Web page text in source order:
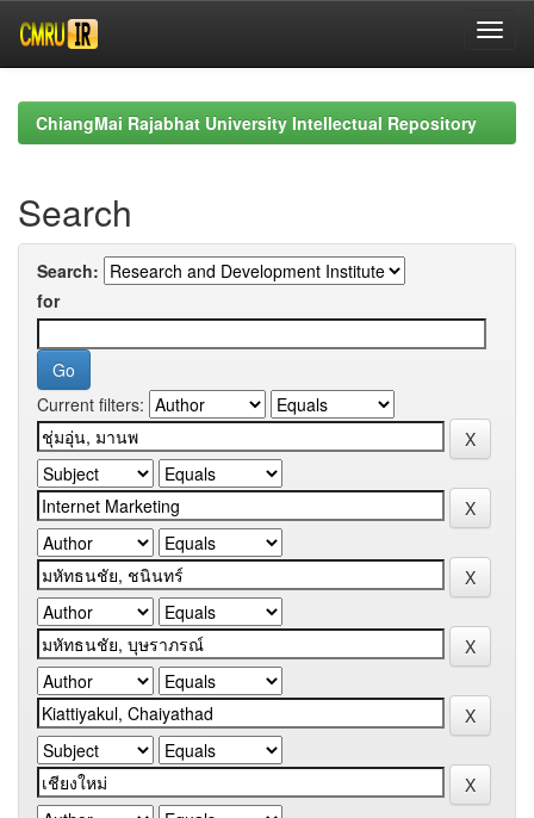
navigationChiangMai Rajabhat University Intellectual Repository
Search
Search:
for
Current filters: